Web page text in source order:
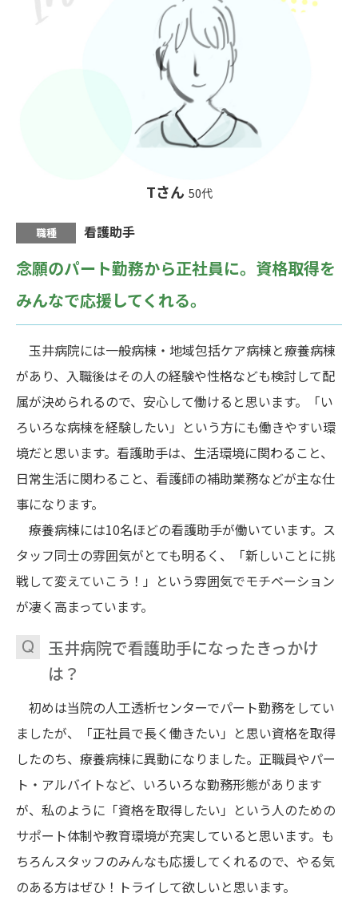
Tさん 50代
職種 看護助手
念願のパート勤務から正社員に。 資格取得を
みんなで応援してくれる。
玉井病院には一般病棟・地域包括ケア病棟と療養病棟
があり、入職後はその人の経験や性格なども検討して配
属が決められるので、安心して働けると思います。「い
ろいろな病棟を経験したい」という方にも働きやすい環
境だと思います。看護助手は、生活環境に関わること、
日常生活に関わること、看護師の補助業務などが主な仕
事になります。
療養病棟には10名ほどの看護助手が働いています。ス
タッフ同士の雰囲気がとても明るく、「新しいことに挑
戦して変えていこう！」という雰囲気でモチベーション
が凄く高まっています。
玉井病院で看護助手になったきっかけ
は？
初めは当院の人工透析センターでパート勤務をしてい
ましたが、「正社員で長く働きたい」と思い資格を取得
したのち、療養病棟に異動になりました。正職員やパー
ト・アルバイトなど、いろいろな勤務形態があります
が、私のように「資格を取得したい」という人のための
サポート体制や教育環境が充実していると思います。も
ちろんスタッフのみんなも応援してくれるので、やる気
のある方はぜひ！トライして欲しいと思います。